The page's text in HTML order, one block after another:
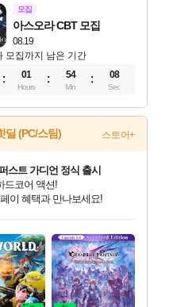
모집
08.19
아스오라 CBT 모집
모집까지 남은 기간
01
Hours
54
Min
07
Sec
딜 (PC/스팀) 스토어+
할인가를 만나보세요!
택과 함께 만나보세요!
&추가 적립까지!
포인트 혜택까지!
니 혜택까지!
혜택가와 함께 예약하세요!
이버혜택으로 만나보세요!
스트 가디언 정식 출시
드코어 액션!
이 혜택과 만나보세요!
프로모션으로 만나보세요!
만나보세요!
션 상시 할인!
예약 판매 중
충전하세요